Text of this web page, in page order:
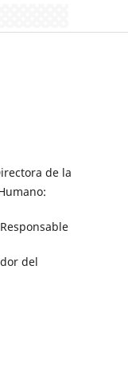
de la
del